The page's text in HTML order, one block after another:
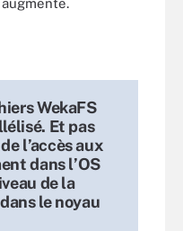
WekaFS
Et pas
l’accès aux
dans l’OS
de la
le noyau